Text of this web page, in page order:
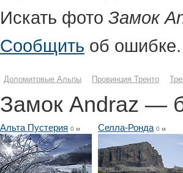
Искать фото Замок
Сообщить об ошибке.
Доломитовые Альпы Провинция Тренто
Замок Andraz —
Альта Пустерия 0 м Селла-Ронда 0 м